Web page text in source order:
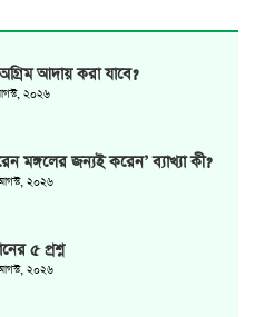
আদায় করা যাবে?
২০২৬
মঙ্গলের জন্যই করেন’ ব্যাখ্যা কী?
২০২৬
৫ প্রশ্ন
২০২৬